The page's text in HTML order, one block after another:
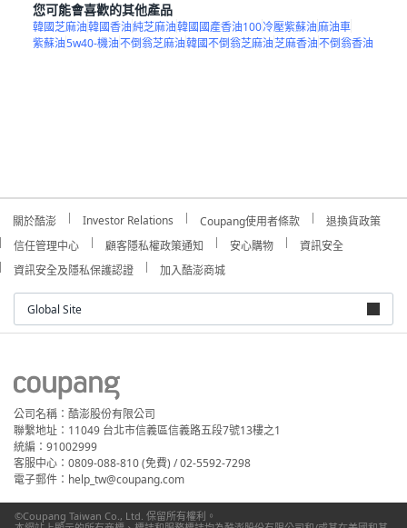
您可能會喜歡的其他產品
韓國芝麻油韓國香油純芝麻油韓國國產香油100冷壓紫蘇油麻油車
紫蘇油5w40-機油不倒翁芝麻油韓國不倒翁芝麻油芝麻香油不倒翁香油
關於酷澎 Investor Relations Coupang使用者條款
退換貨政策
信任管理中心
顧客隱私權政策通知 安心購物
資訊安全
資訊安全及隱私保護認證
加入酷澎商城
Global Site
公司名稱：酷澎股份有限公司
聯繫地址：11049 台北市信義區信義路五段7號13樓之1
統編：91002999
客服中心：0809-088-810 (免費) / 02-5592-7298
電子郵件：help_tw@coupang.com
©Coupang Taiwan Co., Ltd. 保留所有權利。